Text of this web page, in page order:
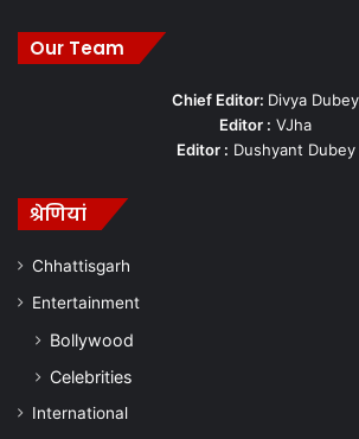
Our Team
Chief Editor: Divya Dubey
Editor : VJha
Editor : Dushyant Dubey
श्रेणियां
Chhattisgarh
Entertainment
Bollywood
Celebrities
International